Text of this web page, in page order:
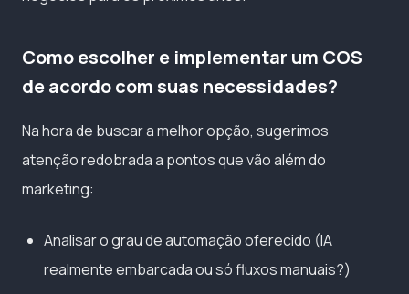
Como escolher e implementar um COS
de acordo com suas necessidades?
Na hora de buscar a melhor opção, sugerimos
atenção redobrada a pontos que vão além do
marketing:
Analisar o grau de automação oferecido (IA
realmente embarcada ou só fluxos manuais?)